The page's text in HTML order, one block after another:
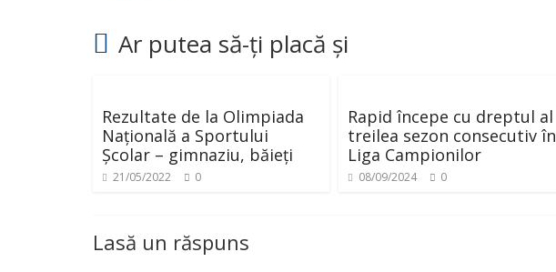
Ar putea să-ți placă și
Rezultate de la Olimpiada
Națională a Sportului
Școlar – gimnaziu, băieți
21/05/2022 0
Rapid începe cu dreptul al
treilea sezon consecutiv în
Liga Campionilor
08/09/2024 0
Lasă un răspuns